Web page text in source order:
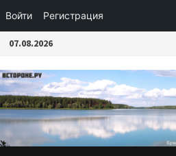
Войти Регистрация
Перейти
содержимому
07.08.2026